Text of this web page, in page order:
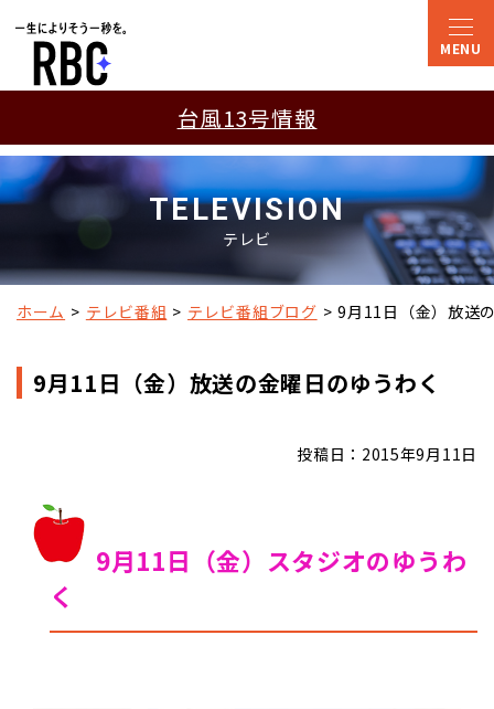
台風13号情報
TELEVISION
テレビ
ホーム テレビ番組 テレビ番組ブログ 9月11日（金）放送
9月11日（金）放送の金曜日のゆうわく
投稿日：2015年9月11日
9月11日（金）スタジオのゆうわ
く